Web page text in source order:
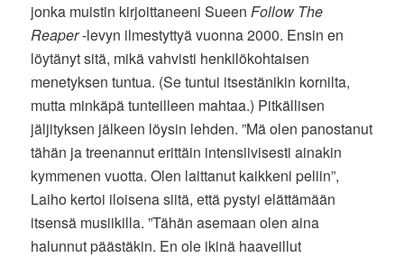
jonka muistin kirjoittaneeni SueenFollow The
Reaper-levyn ilmestyttyä vuonna 2000. Ensin en
löytänyt sitä, mikä vahvisti henkilökohtaisen
menetyksen tuntua. (Se tuntui itsestänikin kornilta,
mutta minkäpä tunteilleen mahtaa.) Pitkällisen
jäljityksen jälkeen löysin lehden. ”Mä olen panostanut
tähän ja treenannut erittäin intensiivisesti ainakin
kymmenen vuotta. Olen laittanut kaikkeni peliin”,
Laiho kertoi iloisena siitä, että pystyi elättämään
itsensä musiikilla. ”Tähän asemaan olen aina
halunnut päästäkin. En ole ikinä haaveillut